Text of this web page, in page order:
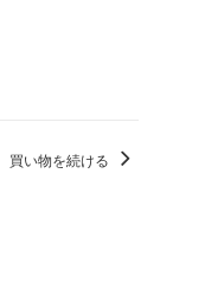
買い物を続ける